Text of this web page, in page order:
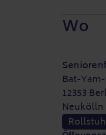
Wo
Bat-
12353
Neukölln